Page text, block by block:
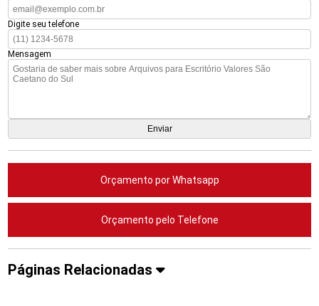
Digite seu telefone
Mensagem
Orçamento por Whatsapp
Orçamento pelo Telefone
Páginas Relacionadas